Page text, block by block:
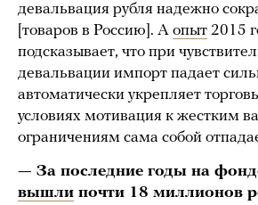
девальвация рубля надежно
[товаров в Россию]. А опыт 2015
подсказывает, что при
девальвации импорт падает
автоматически укрепляет
условиях мотивация к жестким
ограничениям сама собой
— За последние годы на
вышли почти 18 миллионов